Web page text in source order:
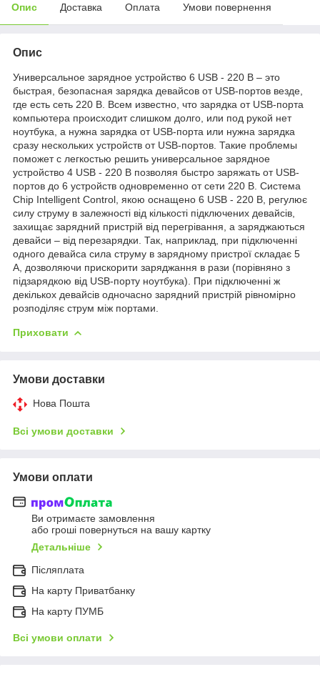
Опис Доставка Оплата Умови повернення
Опис
Универсальное зарядное устройство 6 USB - 220 В – это
быстрая, безопасная зарядка девайсов от USB-портов везде,
где есть сеть 220 В. Всем известно, что зарядка от USB-порта
компьютера происходит слишком долго, или под рукой нет
ноутбука, а нужна зарядка от USB-порта или нужна зарядка
сразу нескольких устройств от USB-портов. Такие проблемы
поможет с легкостью решить универсальное зарядное
устройство 4 USB - 220 В позволяя быстро заряжать от USB-
портов до 6 устройств одновременно от сети 220 В. Система
Сһір Intelligent Control, якою оснащено 6 USB - 220 В, регулює
силу струму в залежності від кількості підключених девайсів,
захищає зарядний пристрій від перегрівання, а заряджаються
девайси – від перезарядки. Так, наприклад, при підключенні
одного девайса сила струму в зарядному пристрої складає 5
А, дозволяючи прискорити заряджання в рази (порівняно з
підзарядкою від USB-порту ноутбука). При підключенні ж
декількох девайсів одночасно зарядний пристрій рівномірно
розподіляє струм між портами.
Приховати
Умови доставки
Нова Пошта
Всі умови доставки
Умови оплати
Ви отримаєте замовлення
або гроші повернуться на вашу картку
Детальніше
Післяплата
На карту Приватбанку
На карту ПУМБ
Всі умови оплати